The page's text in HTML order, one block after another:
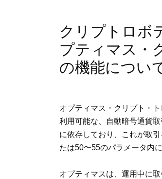
クリプトロボ
プティマス・
の機能につい
オプティマス・クリプト・
利用可能な、自動暗号通貨
に依存しており、これが取
たは50〜55のパラメータ内
オプティマスは、運用中に